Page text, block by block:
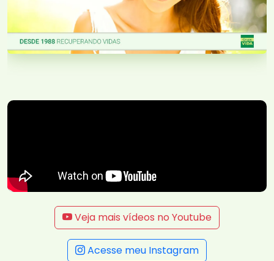
Veja mais vídeos no Youtube
Acesse meu Instagram